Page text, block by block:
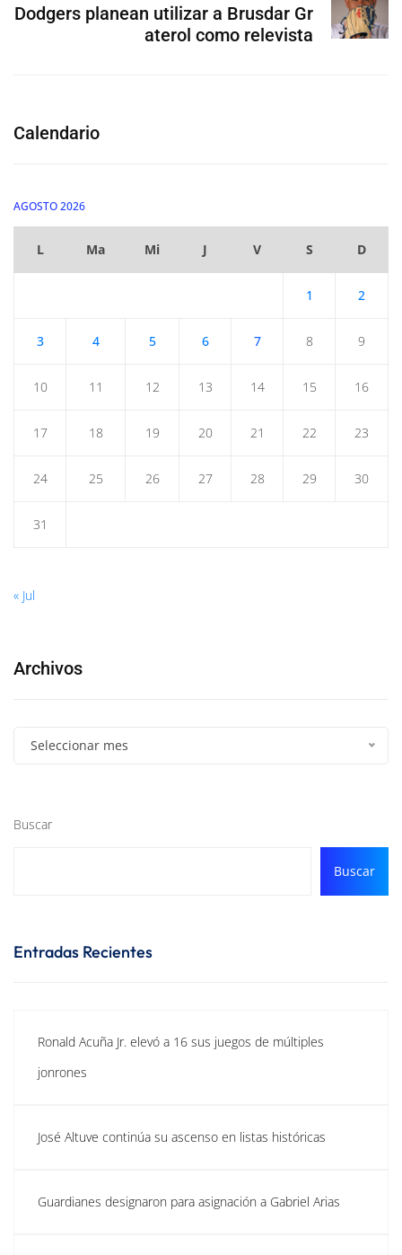
Dodgers planean utilizar a Brusdar Gr
aterol como relevista
Calendario
AGOSTO 2026
L Ma Mi J V S D
1 2
3 4 5 6 7 8 9
10 11 12 13 14 15 16
17 18 19 20 21 22 23
24 25 26 27 28 29 30
31
« Jul
Archivos
Seleccionar mes
Buscar
Buscar
Entradas Recientes
Ronald Acuña Jr. elevó a 16 sus juegos de múltiples
jonrones
José Altuve continúa su ascenso en listas históricas
Guardianes designaron para asignación a Gabriel Arias